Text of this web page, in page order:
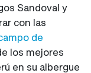
Sandoval y
con las
de
los mejores
en su albergue